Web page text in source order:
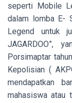
seperti Mobile
dalam lomba E-
Legend untuk
JAGARDOO”,
Porsimaptar
Kepolisian (
mendapatkan
mahasiswa atau